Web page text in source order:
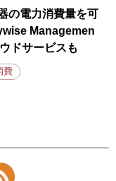
の電力消費量を可
Managemen
ドサービスも
費